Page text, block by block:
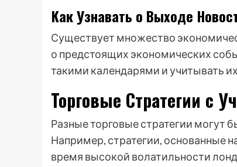
Как Узнавать о Выходе
Существует множество
о предстоящих экономических
такими календарями и учитывать
Торговые Стратегии с
Разные торговые стратегии могут
Например, стратегии, основанные
время высокой волатильности